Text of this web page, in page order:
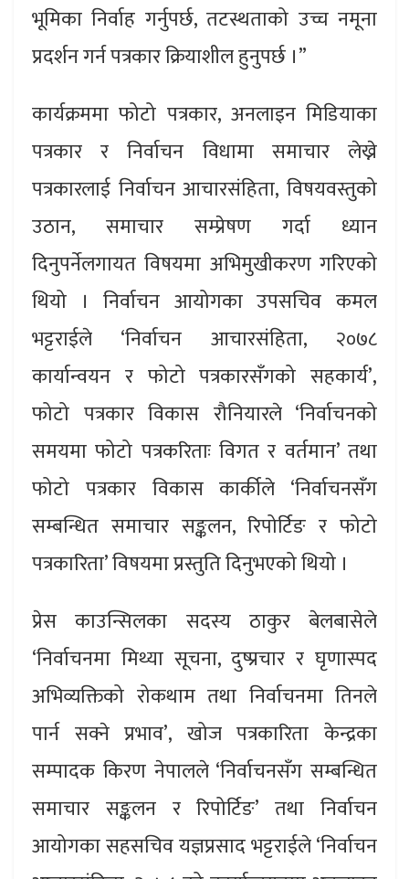
भूमिका निर्वाह गर्नुपर्छ, तटस्थताको उच्च नमूना
प्रदर्शन गर्न पत्रकार क्रियाशील हुनुपर्छ ।”
कार्यक्रममा फोटो पत्रकार, अनलाइन मिडियाका
पत्रकार र निर्वाचन विधामा समाचार लेख्ने
पत्रकारलाई निर्वाचन आचारसंहिता, विषयवस्तुको
उठान, समाचार सम्प्रेषण गर्दा ध्यान
दिनुपर्नेलगायत विषयमा अभिमुखीकरण गरिएको
थियो । निर्वाचन आयोगका उपसचिव कमल
भट्टराईले ‘निर्वाचन आचारसंहिता, २०७८
कार्यान्वयन र फोटो पत्रकारसँगको सहकार्य’,
फोटो पत्रकार विकास रौनियारले ‘निर्वाचनको
समयमा फोटो पत्रकरिताः विगत र वर्तमान’ तथा
फोटो पत्रकार विकास कार्कीले ‘निर्वाचनसँग
सम्बन्धित समाचार सङ्कलन, रिपोर्टिङ र फोटो
पत्रकारिता’ विषयमा प्रस्तुति दिनुभएको थियो ।
प्रेस काउन्सिलका सदस्य ठाकुर बेलबासेले
‘निर्वाचनमा मिथ्या सूचना, दुष्प्रचार र घृणास्पद
अभिव्यक्तिको रोकथाम तथा निर्वाचनमा तिनले
पार्न सक्ने प्रभाव’, खोज पत्रकारिता केन्द्रका
सम्पादक किरण नेपालले ‘निर्वाचनसँग सम्बन्धित
समाचार सङ्कलन र रिपोर्टिङ’ तथा निर्वाचन
आयोगका सहसचिव यज्ञप्रसाद भट्टराईले ‘निर्वाचन